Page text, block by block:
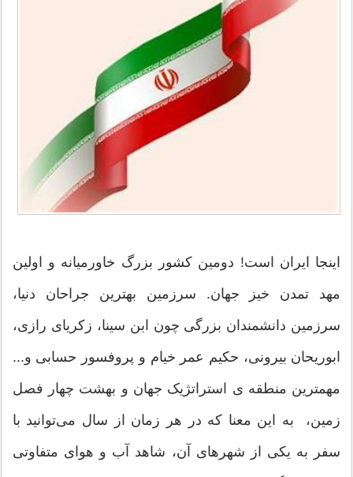
اینجا ایران است! دومین کشور بزرگ خاورمیانه و اولین
مهد تمدن خیز جهان. سرزمین بهترین جراحان دنیا،
سرزمین دانشمندان بزرگی چون ابن سینا، زکریای رازی،
ابوریحان بیرونی، حکیم عمر خیام و پروفسور حسابی و...
مهمترین منطقه ی استراتژیک جهان و بهشت چهار فصل
زمین، به این معنا که در هر زمان از سال می‌توانید با
سفر به یکی از شهرهای آن، شاهد آب و هوای متفاوتی